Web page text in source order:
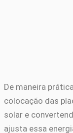
De maneira
colocação das
solar e
ajusta essa